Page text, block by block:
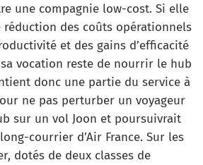
une compagnie low-cost. Si elle
des coûts opérationnels
et des gains d’efficacité
vocation reste de nourrir le hub
donc une partie du service à
ne pas perturber un voyageur
sur un vol Joon et poursuivrait
courrier d’Air France. Sur les
dotés de deux classes de